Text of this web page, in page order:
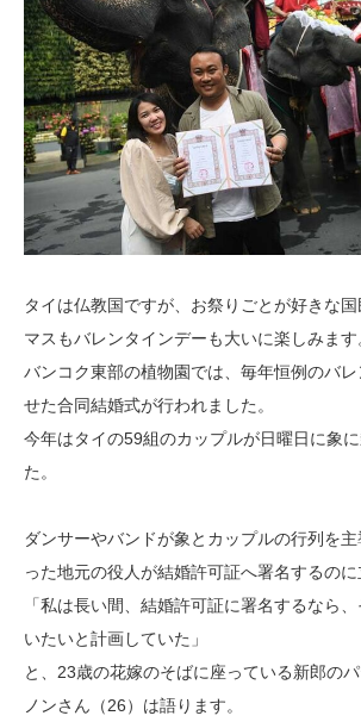
タイは仏教国ですが、お祭りごとが好きな
マスもバレンタインデーも大いに楽しみます
バンコク東部の植物園では、毎年恒例のバ
せた合同結婚式が行われました。
今年はタイの59組のカップルが日曜日に象
た。
ダンサーやバンドが象とカップルの行列を
った地元の役人が結婚許可証へ署名するのに
「私は長い間、結婚許可証に署名するなら
いたいと計画していた」
と、23歳の花嫁のそばに座っている新郎の
ノンさん（26）は語ります。